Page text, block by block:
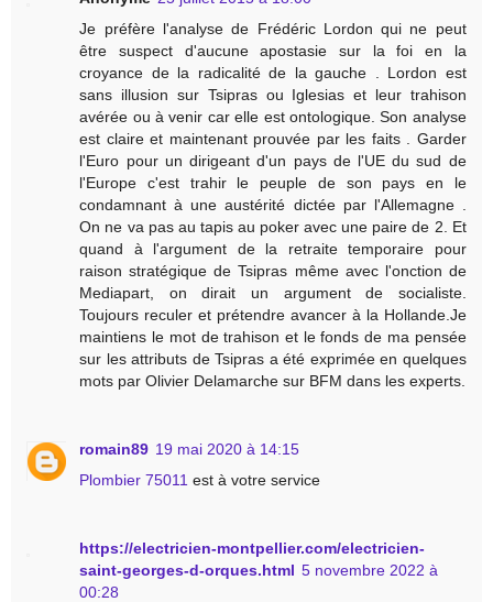
Je préfère l'analyse de Frédéric Lordon qui ne peut
être suspect d'aucune apostasie sur la foi en la
croyance de la radicalité de la gauche . Lordon est
sans illusion sur Tsipras ou Iglesias et leur trahison
avérée ou à venir car elle est ontologique. Son analyse
est claire et maintenant prouvée par les faits . Garder
l'Euro pour un dirigeant d'un pays de l'UE du sud de
l'Europe c'est trahir le peuple de son pays en le
condamnant à une austérité dictée par l'Allemagne .
On ne va pas au tapis au poker avec une paire de 2. Et
quand à l'argument de la retraite temporaire pour
raison stratégique de Tsipras même avec l'onction de
Mediapart, on dirait un argument de socialiste.
Toujours reculer et prétendre avancer à la Hollande.Je
maintiens le mot de trahison et le fonds de ma pensée
sur les attributs de Tsipras a été exprimée en quelques
mots par Olivier Delamarche sur BFM dans les experts.
romain89 19 mai 2020 à 14:15
Plombier 75011 est à votre service
https://electricien-montpellier.com/electricien-
saint-georges-d-orques.html 5 novembre 2022 à
00:28